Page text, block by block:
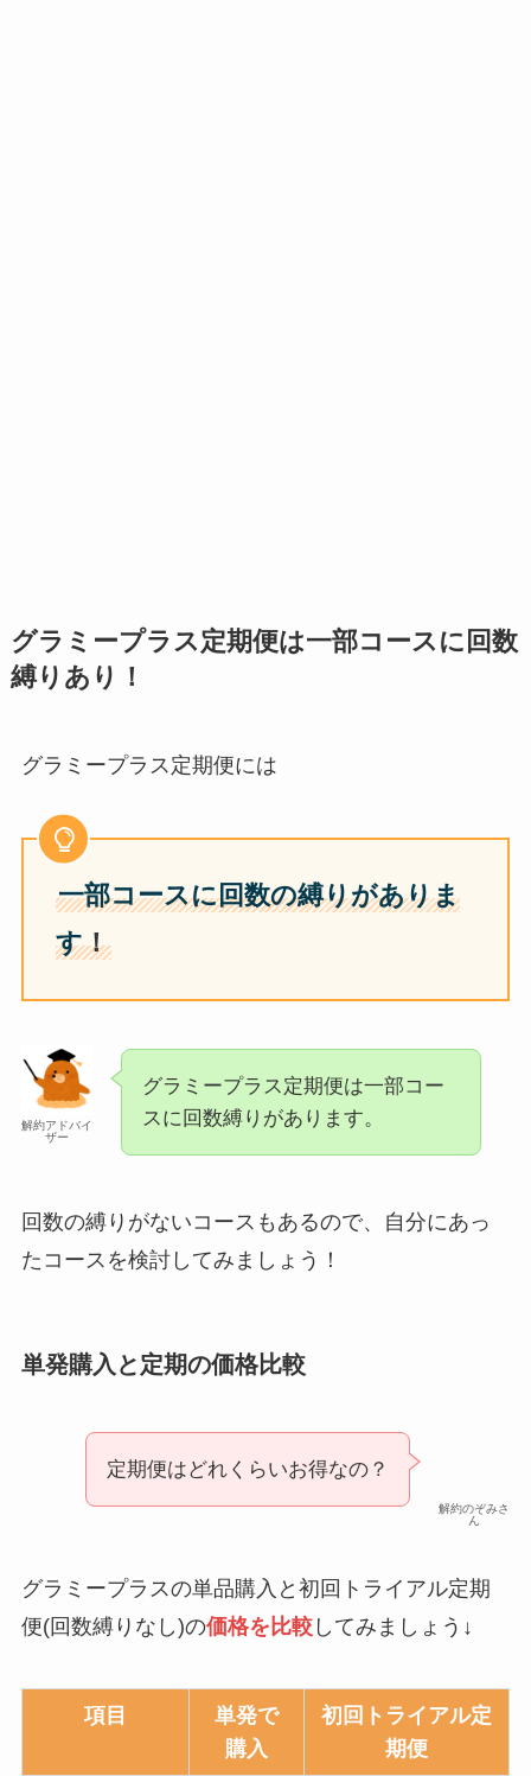
グラミープラス定期便は一部コースに回数
縛りあり！
グラミープラス定期便には
一部コースに回数の縛りがありま
す！
解約アドバイ
ザー
グラミープラス定期便は一部コー
スに回数縛りがあります。
回数の縛りがないコースもあるので、自分にあっ
たコースを検討してみましょう！
単発購入と定期の価格比較
解約のぞみさ
ん
定期便はどれくらいお得なの？
グラミープラスの単品購入と初回トライアル定期
便(回数縛りなし)の価格を比較してみましょう↓
項目
単発で
購入
初回トライアル定
期便